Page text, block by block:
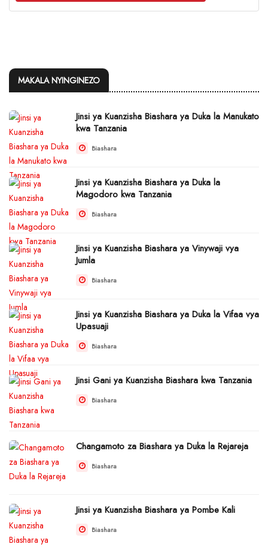
MAKALA NYINGINEZO
Jinsi ya Kuanzisha Biashara ya Duka la Manukato
kwa Tanzania
Biashara
Jinsi ya Kuanzisha Biashara ya Duka la
Magodoro kwa Tanzania
Biashara
Jinsi ya Kuanzisha Biashara ya Vinywaji vya
Jumla
Biashara
Jinsi ya Kuanzisha Biashara ya Duka la Vifaa vya
Upasuaji
Biashara
Jinsi Gani ya Kuanzisha Biashara kwa Tanzania
Biashara
Changamoto za Biashara ya Duka la Rejareja
Biashara
Jinsi ya Kuanzisha Biashara ya Pombe Kali
Biashara